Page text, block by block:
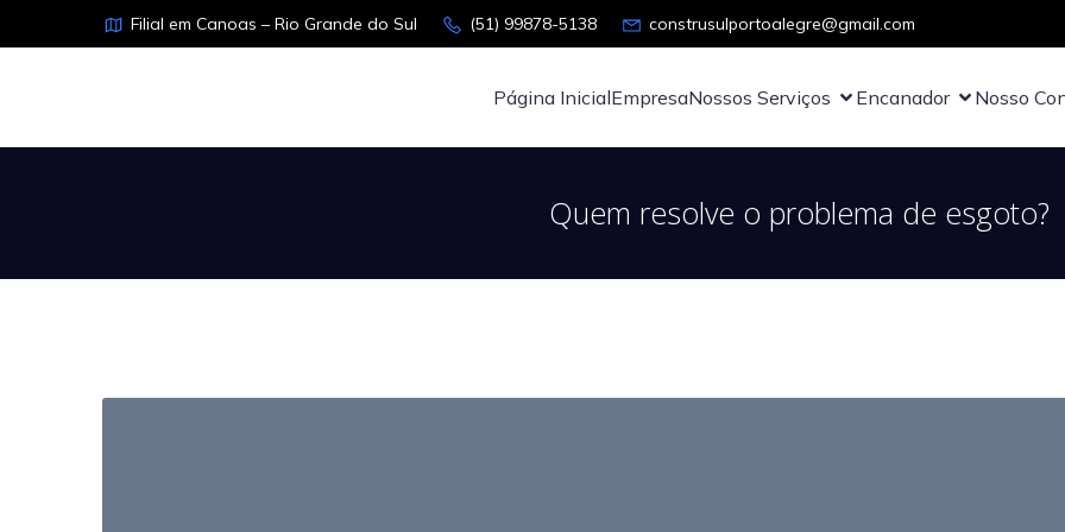
Filial em Canoas – Rio Grande do Sul (51) 99878-5138 construsulportoalegre@gmail.com
Página InicialEmpresaNossos Serviços Encanador Nosso
Quem resolve o problema de esgoto?